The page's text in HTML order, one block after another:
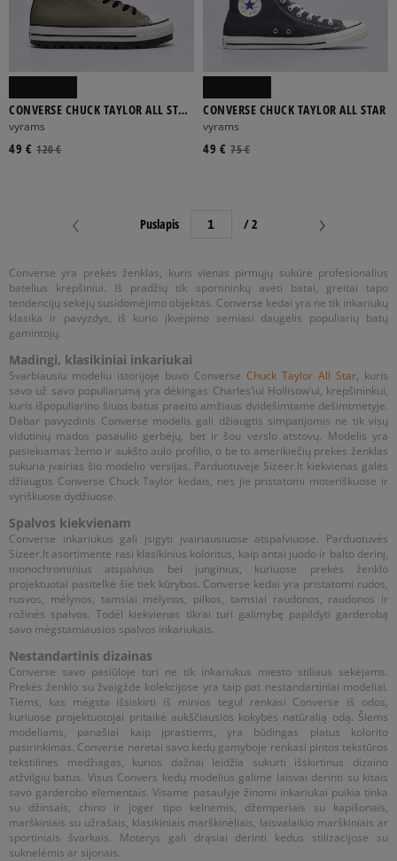
Converse yra prekės ženklas, kuris vienas pirmųjų sukūrė profesionalius
batelius krepšiniui. Iš pradžių tik sportininkų avėti batai, greitai tapo
tendencijų sekėjų susidomėjimo objektas. Converse kedai yra ne tik inkariukų
klasika ir pavyzdys, iš kurio įkvėpimo semiasi daugelis populiarių batų
gamintojų.
Madingi, klasikiniai inkariukai
Svarbiausiu modeliu istorijoje buvo Converse Chuck Taylor All Star, kuris
savo už savo populiarumą yra dėkingas Charles‘iui Hollisow‘ui, krepšininkui,
kuris išpopuliarino šiuos batus praeito amžiaus dvidešimtame dešimtmetyje.
Dabar pavyzdinis Converse modelis gali džiaugtis simpatijomis ne tik visų
vidutinių mados pasaulio gerbėjų, bet ir šou verslo atstovų. Modelis yra
pasiekiamas žemo ir aukšto aulo profilio, o be to amerikiečių prekės ženklas
sukuria įvairias šio modelio versijas. Parduotuvėje Sizeer.lt kiekvienas galės
džiaugtis Converse Chuck Taylor kedais, nes jie pristatomi moteriškuose ir
vyriškuose dydžiuose.
Spalvos kiekvienam
Converse inkariukus gali įsigyti įvairiausiuose atspalviuose. Parduotuvės
Sizeer.lt asortimente rasi klasikinius koloritus, kaip antai juodo ir balto derinį,
monochrominius atspalvius bei junginius, kuriuose prekės ženklo
projektuotai pasitelkė šie tiek kūrybos. Converse kedai yra pristatomi rudos,
rusvos, mėlynos, tamsiai mėlynos, pilkos, tamsiai raudonos, raudonos ir
rožinės spalvos. Todėl kiekvienas tikrai turi galimybę papildyti garderobą
savo mėgstamiausios spalvos inkariukais.
Nestandartinis dizainas
Converse savo pasiūloje turi ne tik inkariukus miesto stiliaus sekėjams.
Prekės ženklo su žvaigžde kolekcijose yra taip pat nestandartiniai modeliai.
Tiems, kas mėgsta išsiskirti iš minios tegul renkasi Converse iš odos,
kuriuose projektuotojai pritaikė aukščiausios kokybės natūralią odą. Šiems
modeliams, panašiai kaip įprastiems, yra būdingas platus kolorito
pasirinkimas. Converse neretai savo kedų gamyboje renkasi pintos tekstūros
tekstilines medžiagas, kurios dažnai leidžia sukurti išskirtinus dizaino
atžvilgiu batus. Visus Convers kedų modelius galime laisvai derinti su kitais
savo garderobo elementais. Visame pasaulyje žinomi inkariukai puikia tinka
su džinsais, chino ir joger tipo kelnėmis, džemperiais su kapišonais,
marškiniais su užrašais, klasikiniais marškinėliais, laisvalaikio marškiniais ar
sportiniais švarkais. Moterys gali drąsiai derinti kedus stilizacijose su
suknelėmis ar sijonais.
CONVERSE CHUCK TAYLOR ALL STAR
CITY TREK WP
vyrams
120 €
49 €
CONVERSE CHUCK TAYLOR ALL STAR
vyrams
75 €
49 €
Puslapis / 2